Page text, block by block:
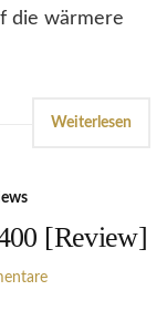
die wärmere
Weiterlesen
[Review]